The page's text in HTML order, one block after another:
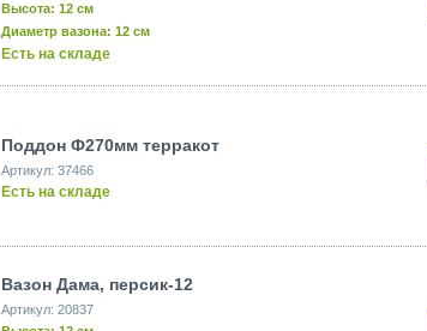
Высота: 12 см
Диаметр вазона: 12 см
Есть на складе
Поддон Ф270мм терракот
Артикул: 37466
Есть на складе
Вазон Дама, персик-12
Артикул: 20837